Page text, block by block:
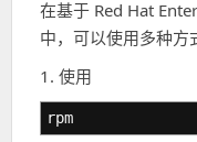
在基于 Red Hat
中，可以使用多种方
1. 使用
rpm